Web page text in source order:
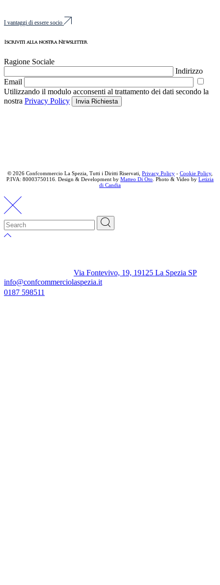
I vantaggi di essere socio
Iscriviti alla nostra Newsletter
Ragione Sociale
Indirizzo
Email
Utilizzando il modulo acconsenti al trattamento dei dati secondo la
nostra Privacy Policy Invia Richiesta
© 2026 Confcommercio La Spezia, Tutti i Diritti Riservati, Privacy Policy - Cookie Policy,
P.IVA: 80003750116. Design & Development by Matteo Di Oto . Photo & Video by Letizia
di Candia
Via Fontevivo, 19, 19125 La Spezia SP
info@confcommerciolaspezia.it
0187 598511